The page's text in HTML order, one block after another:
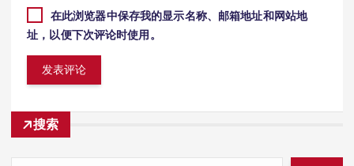
在此浏览器中保存我的显示名称、邮箱地址和网站地
址，以便下次评论时使用。
搜索